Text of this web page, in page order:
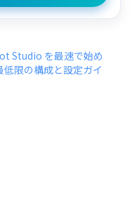
Studio を最速で始め
低限の構成と設定ガイ